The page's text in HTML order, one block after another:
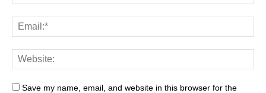
Save my name, email, and website in this browser for the